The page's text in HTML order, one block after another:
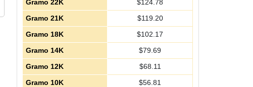
Gramo 22K
$124.78
Gramo 21K
$119.20
Gramo 18K
$102.17
Gramo 14K
$79.69
Gramo 12K
$68.11
Gramo 10K
$56.81